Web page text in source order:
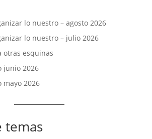
lo nuestro – agosto 2026
lo nuestro – julio 2026
otras esquinas
junio 2026
mayo 2026
temas